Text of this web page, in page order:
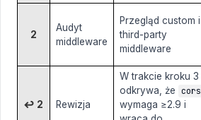
2
Audyt
middleware
Przegląd custom i
third-party
middleware
↩ 2 Rewizja
W trakcie kroku 3
odkrywa, że cors
wymaga ≥2.9 i